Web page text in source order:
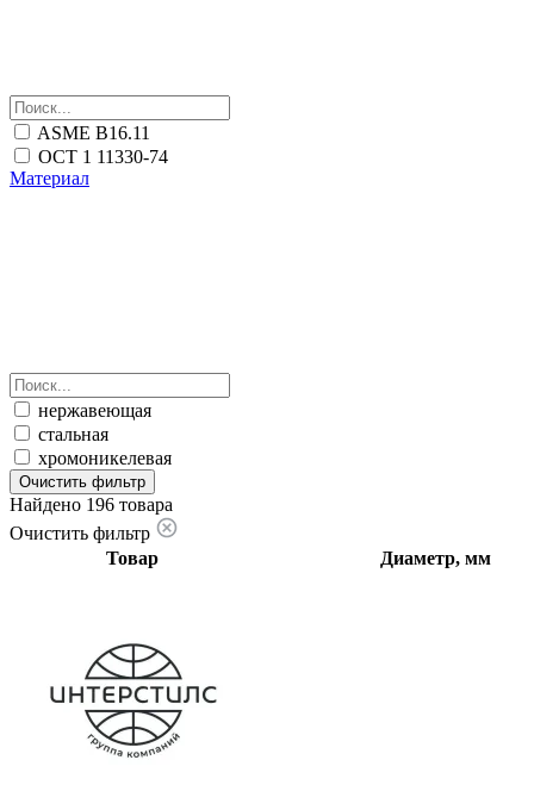
ASME B16.11
ОСТ 1 11330-74
Материал
нержавеющая
стальная
хромоникелевая
Очистить фильтр
Найдено 196 товара
Очистить фильтр
Товар
Диаметр, мм